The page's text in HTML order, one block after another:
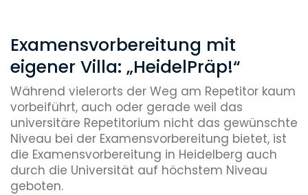
Examensvorbereitung mit
eigener Villa: „HeidelPräp!“
Während vielerorts der Weg am Repetitor kaum
vorbeiführt, auch oder gerade weil das
universitäre Repetitorium nicht das gewünschte
Niveau bei der Examensvorbereitung bietet, ist
die Examensvorbereitung in Heidelberg auch
durch die Universität auf höchstem Niveau
geboten.